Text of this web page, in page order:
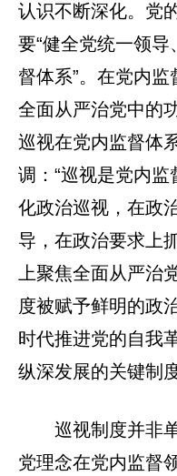
认识不断深化。党
要“健全党统一领
督体系”。在党内
全面从严治党中的
巡视在党内监督体
调：“巡视是党内
化政治巡视，在政
导，在政治要求上
上聚焦全面从严治
度被赋予鲜明的政
时代推进党的自我
纵深发展的关键制
巡视制度并非
党理念在党内监督